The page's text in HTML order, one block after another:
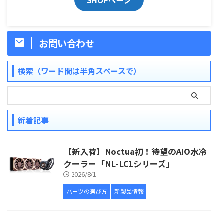
お問い合わせ
検索（ワード間は半角スペースで）
新着記事
【新入荷】Noctua初！待望のAIO水冷
クーラー「NL-LC1シリーズ」
2026/8/1
パーツの選び方 新製品情報